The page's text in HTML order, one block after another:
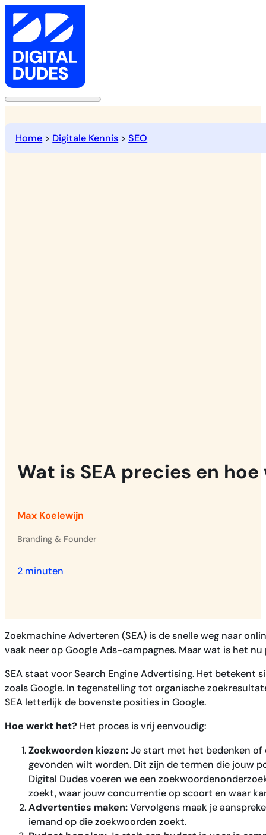
Home > Digitale Kennis > SEO
Wat is SEA precies en
Max Koelewijn
Branding & Founder
2 minuten
Zoekmachine Adverteren (SEA) is de snelle weg naar
vaak neer op Google Ads-campagnes. Maar wat is het
SEA staat voor Search Engine Advertising. Het betekent
zoals Google. In tegenstelling tot organische
SEA letterlijk de bovenste posities in Google.
Hoe werkt het? Het proces is vrij eenvoudig:
Zoekwoorden kiezen:Je start met het bedenken of
gevonden wilt worden. Dit zijn de termen die jouw
Digital Dudes voeren we een
zoekt, waar jouw concurrentie op scoort en waar
Advertenties maken:Vervolgens maak je
iemand op die zoekwoorden zoekt.